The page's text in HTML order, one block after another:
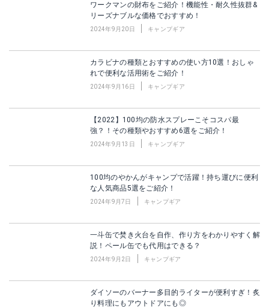
ワークマンの財布をご紹介！機能性・耐久性抜群&
リーズナブルな価格でおすすめ！
2024年9月20日 キャンプギア
カラビナの種類とおすすめの使い方10選！おしゃ
れで便利な活用術をご紹介！
2024年9月16日 キャンプギア
【2022】100均の防水スプレーこそコスパ最
強？！その種類やおすすめ6選をご紹介！
2024年9月13日 キャンプギア
100均のやかんがキャンプで活躍！持ち運びに便利
な人気商品5選をご紹介！
2024年9月7日 キャンプギア
一斗缶で焚き火台を自作、作り方をわかりやすく解
説！ペール缶でも代用はできる？
2024年9月2日 キャンプギア
ダイソーのバーナー多目的ライターが便利すぎ！炙
り料理にもアウトドアにも◎